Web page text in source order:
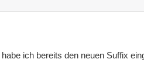
ich bereits den neuen Suffix